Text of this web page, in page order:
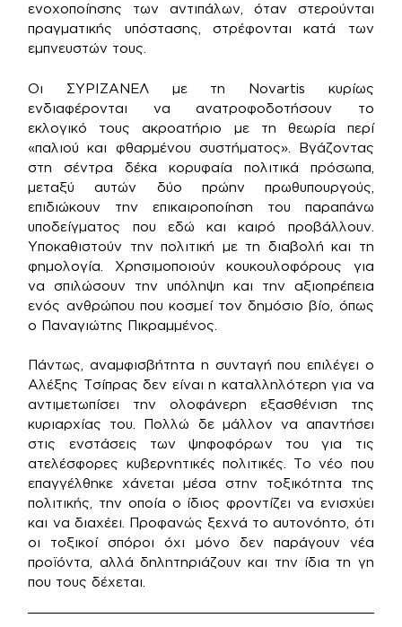
ενοχοποίησης των αντιπάλων, όταν στερούνται
πραγματικής υπόστασης, στρέφονται κατά των
εμπνευστών τους.
Οι ΣΥΡΙΖΑΝΕΛ με τη Novartis κυρίως
ενδιαφέρονται να ανατροφοδοτήσουν το
εκλογικό τους ακροατήριο με τη θεωρία περί
«παλιού και φθαρμένου συστήματος». Βγάζοντας
στη σέντρα δέκα κορυφαία πολιτικά πρόσωπα,
μεταξύ αυτών δύο πρώην πρωθυπουργούς,
επιδιώκουν την επικαιροποίηση του παραπάνω
υποδείγματος που εδώ και καιρό προβάλλουν.
Υποκαθιστούν την πολιτική με τη διαβολή και τη
φημολογία. Χρησιμοποιούν κουκουλοφόρους για
να σπιλώσουν την υπόληψη και την αξιοπρέπεια
ενός ανθρώπου που κοσμεί τον δημόσιο βίο, όπως
ο Παναγιώτης Πικραμμένος.
Πάντως, αναμφισβήτητα η συνταγή που επιλέγει ο
Αλέξης Τσίπρας δεν είναι η καταλληλότερη για να
αντιμετωπίσει την ολοφάνερη εξασθένιση της
κυριαρχίας του. Πολλώ δε μάλλον να απαντήσει
στις ενστάσεις των ψηφοφόρων του για τις
ατελέσφορες κυβερνητικές πολιτικές. Το νέο που
επαγγέλθηκε χάνεται μέσα στην τοξικότητα της
πολιτικής, την οποία ο ίδιος φροντίζει να ενισχύει
και να διαχέει. Προφανώς ξεχνά το αυτονόητο, ότι
οι τοξικοί σπόροι όχι μόνο δεν παράγουν νέα
προϊόντα, αλλά δηλητηριάζουν και την ίδια τη γη
που τους δέχεται.